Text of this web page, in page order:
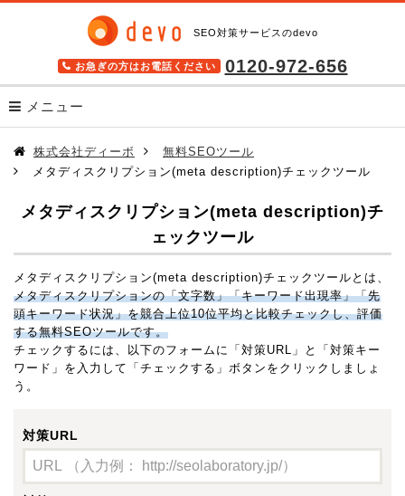
SEO対策サービスのdevo
お急ぎの方はお電話ください 0120-972-656
メニュー
サービス
SEOツール キーワードファインダー
検索順位チェックツール BULL
格安SEOサービス SEO Pack
高機能SEOツール seodoor(セオドア)
導入事例
無料SEOツール
SEOとは？
SEOラボ(SEOの基礎と対策)
株式会社ディーボ
無料SEOツール
メタディスクリプション(meta description)チェックツール
メタディスクリプション(meta description)チ
ェックツール
メタディスクリプション(meta description)チェックツールとは、
メタディスクリプションの「文字数」「キーワード出現率」「先
頭キーワード状況」を競合上位10位平均と比較チェックし、評価
する無料SEOツールです。
チェックするには、以下のフォームに「対策URL」と「対策キー
ワード」を入力して「チェックする」ボタンをクリックしましょ
う。